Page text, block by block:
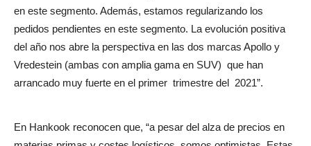
en este segmento. Además, estamos regularizando los
pedidos pendientes en este segmento. La evolución positiva
del año nos abre la perspectiva en las dos marcas Apollo y
Vredestein (ambas con amplia gama en SUV) que han
arrancado muy fuerte en el primer trimestre del 2021”.
En Hankook reconocen que, “a pesar del alza de precios en